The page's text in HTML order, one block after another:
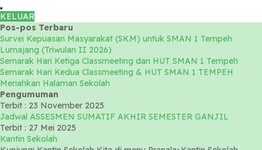
KELUAR
Pos-pos Terbaru
Survei Kepuasan Masyarakat (SKM) untuk SMAN 1 Tempeh
Lumajang (Triwulan II 2026)
Semarak Hari Ketiga Classmeeting dan HUT SMAN 1 Tempeh
Semarak Hari Kedua Classmeeting & HUT SMAN 1 TEMPEH
Meriahkan Halaman Sekolah
Pengumuman
Terbit : 23 November 2025
Jadwal ASSESMEN SUMATIF AKHIR SEMESTER GANJIL
Terbit : 27 Mei 2025
Kantin Sekolah